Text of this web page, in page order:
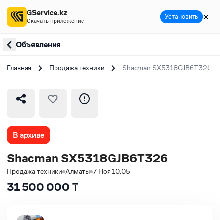
Объявления
Главная Продажа техники Shacman SX5318GJB6T326
В архиве
Shacman SX5318GJB6T326
Продажа техники Алматы 7 Ноя 10:05
31 500 000 ₸
GService.kz
Скачать приложение Установить ✕